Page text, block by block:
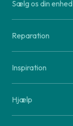
Sælg os din enhed
Reparation
Inspiration
Hjælp